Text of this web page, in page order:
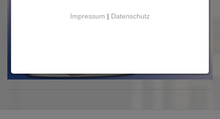
Impressum | Datenschutz